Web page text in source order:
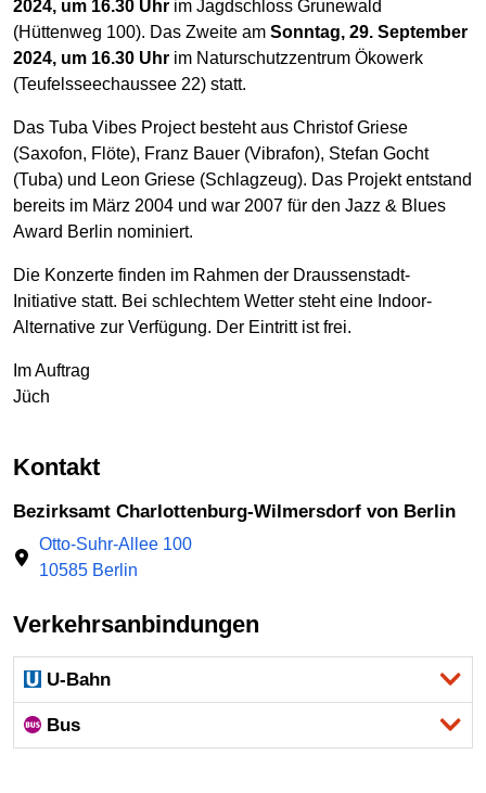
2024, um 16.30 Uhr im Jagdschloss Grunewald
(Hüttenweg 100). Das Zweite am Sonntag, 29. September
2024, um 16.30 Uhr im Naturschutzzentrum Ökowerk
(Teufelsseechaussee 22) statt.
Das Tuba Vibes Project besteht aus Christof Griese
(Saxofon, Flöte), Franz Bauer (Vibrafon), Stefan Gocht
(Tuba) und Leon Griese (Schlagzeug). Das Projekt entstand
bereits im März 2004 und war 2007 für den Jazz & Blues
Award Berlin nominiert.
Die Konzerte finden im Rahmen der Draussenstadt-
Initiative statt. Bei schlechtem Wetter steht eine Indoor-
Alternative zur Verfügung. Der Eintritt ist frei.
Im Auftrag
Jüch
Kontakt
Bezirksamt Charlottenburg-Wilmersdorf von Berlin
Otto-Suhr-Allee 100
10585 Berlin
Verkehrsanbindungen
U-Bahn
Bus